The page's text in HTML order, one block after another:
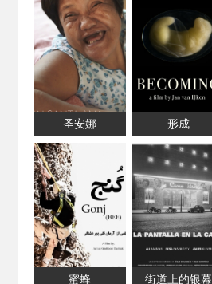
圣安娜 形成
蜜蜂 街道上的银幕